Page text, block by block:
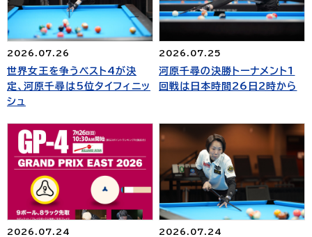
2026.07.26
世界女王を争うベスト4が決
定、河原千尋は5位タイフィニッ
シュ
2026.07.25
河原千尋の決勝トーナメント1
回戦は日本時間26日2時から
2026.07.24 2026.07.24